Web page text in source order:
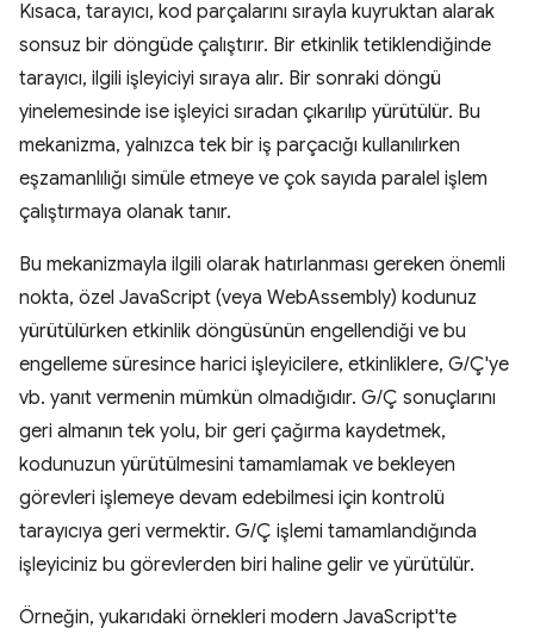
Kısaca, tarayıcı, kod parçalarını sırayla kuyruktan alarak
sonsuz bir döngüde çalıştırır. Bir etkinlik tetiklendiğinde
tarayıcı, ilgili işleyiciyi sıraya alır. Bir sonraki döngü
yinelemesinde ise işleyici sıradan çıkarılıp yürütülür. Bu
mekanizma, yalnızca tek bir iş parçacığı kullanılırken
eşzamanlılığı simüle etmeye ve çok sayıda paralel işlem
çalıştırmaya olanak tanır.
Bu mekanizmayla ilgili olarak hatırlanması gereken önemli
nokta, özel JavaScript (veya WebAssembly) kodunuz
yürütülürken etkinlik döngüsünün engellendiği ve bu
engelleme süresince harici işleyicilere, etkinliklere, G/Ç'ye
vb. yanıt vermenin mümkün olmadığıdır. G/Ç sonuçlarını
geri almanın tek yolu, bir geri çağırma kaydetmek,
kodunuzun yürütülmesini tamamlamak ve bekleyen
görevleri işlemeye devam edebilmesi için kontrolü
tarayıcıya geri vermektir. G/Ç işlemi tamamlandığında
işleyiciniz bu görevlerden biri haline gelir ve yürütülür.
Örneğin, yukarıdaki örnekleri modern JavaScript'te